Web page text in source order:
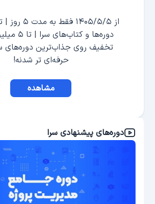
از ۱۴۰۵/۵/۵
دوره‌ها و
تخفیف روی جذاب‌ترین دوره‌های
حرفه‌ای تر شدنه!
مشاهده
دوره‌های پیشنهادی سرا